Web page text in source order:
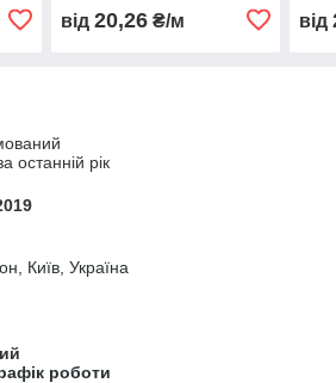
від 20,26₴/м від
останній рік
Київ, Україна
роботи